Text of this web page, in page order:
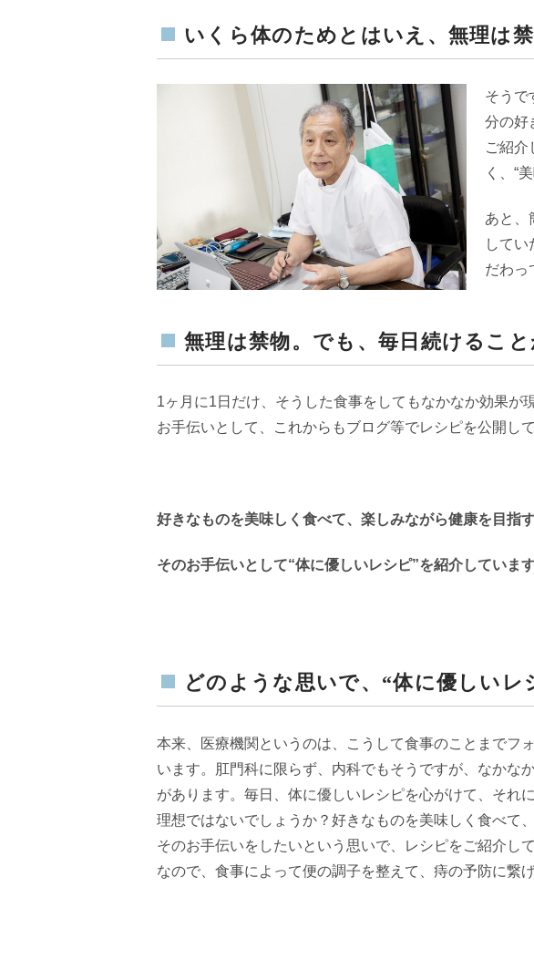
いくら体のためとはいえ、無理は
そうで
分の好
ご紹介
く、“
あと、
して
だわっ
無理は禁物。でも、毎日続けるこ
1ヶ月に1日だけ、そうした食事をしてもなかなか効果
お手伝いとして、これからもブログ等でレシピを公開し
好きなものを美味しく食べて、楽しみながら健康を目指
そのお手伝いとして“体に優しいレシピ”を紹介していま
どのような思いで、“体に優しい
本来、医療機関というのは、こうして食事のことまでフ
います。肛門科に限らず、内科でもそうですが、なかな
があります。毎日、体に優しいレシピを心がけて、それ
理想ではないでしょうか？好きなものを美味しく食べて
そのお手伝いをしたいという思いで、レシピをご紹介し
なので、食事によって便の調子を整えて、痔の予防に繋